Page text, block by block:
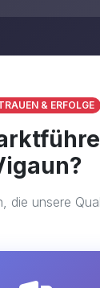
& ERFOLGE
die unsere